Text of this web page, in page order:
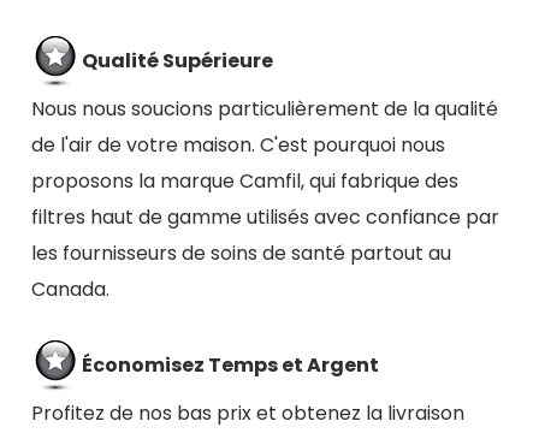
Qualité Supérieure
Nous nous soucions particulièrement de la qualité
de l'air de votre maison. C'est pourquoi nous
proposons la marque Camfil, qui fabrique des
filtres haut de gamme utilisés avec confiance par
les fournisseurs de soins de santé partout au
Canada.
Économisez Temps et Argent
Profitez de nos bas prix et obtenez la livraison